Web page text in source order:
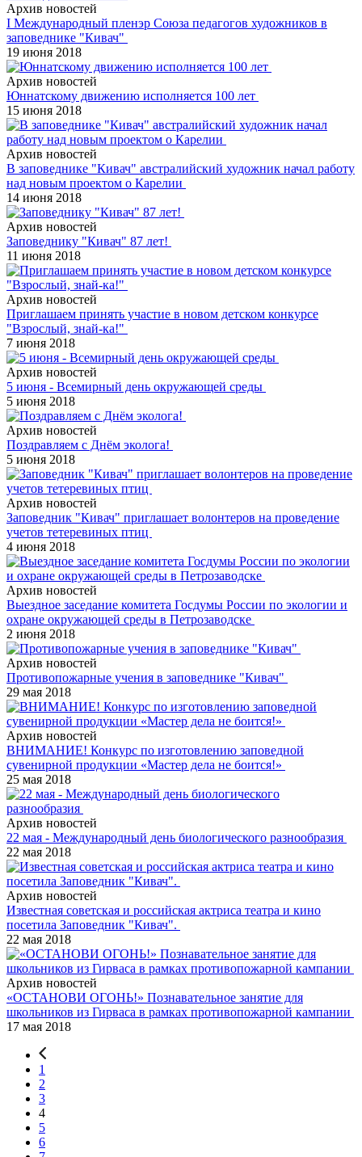
Архив новостей
I Международный пленэр Союза педагогов художников в
заповеднике "Кивач"
19 июня 2018
Архив новостей
Юннатскому движению исполняется 100 лет
15 июня 2018
Архив новостей
В заповеднике "Кивач" австралийский художник начал работу
над новым проектом о Карелии
14 июня 2018
Архив новостей
Заповеднику "Кивач" 87 лет!
11 июня 2018
Архив новостей
Приглашаем принять участие в новом детском конкурсе
"Взрослый, знай-ка!"
7 июня 2018
Архив новостей
5 июня - Всемирный день окружающей среды
5 июня 2018
Архив новостей
Поздравляем с Днём эколога!
5 июня 2018
Архив новостей
Заповедник "Кивач" приглашает волонтеров на проведение
учетов тетеревиных птиц
4 июня 2018
Архив новостей
Выездное заседание комитета Госдумы России по экологии и
охране окружающей среды в Петрозаводске
2 июня 2018
Архив новостей
Противопожарные учения в заповеднике "Кивач"
29 мая 2018
Архив новостей
ВНИМАНИЕ! Конкурс по изготовлению заповедной
сувенирной продукции «Мастер дела не боится!»
25 мая 2018
Архив новостей
22 мая - Международный день биологического разнообразия
22 мая 2018
Архив новостей
Известная советская и российская актриса театра и кино
посетила Заповедник "Кивач".
22 мая 2018
Архив новостей
«ОСТАНОВИ ОГОНЬ!» Познавательное занятие для
школьников из Гирваса в рамках противопожарной кампании
17 мая 2018
1
2
3
4
5
6